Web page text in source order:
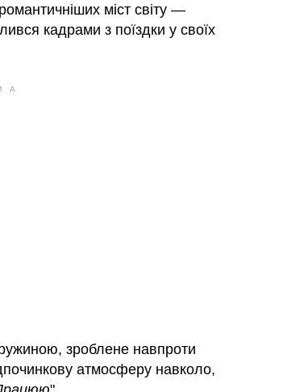
міст світу —
кадрами з поїздки у своїх
зроблене навпроти
атмосферу навколо,